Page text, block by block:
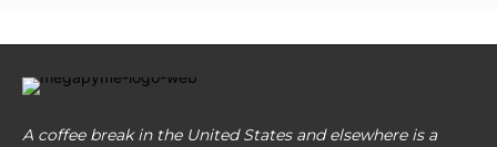
A coffee break in the United States and elsewhere is a